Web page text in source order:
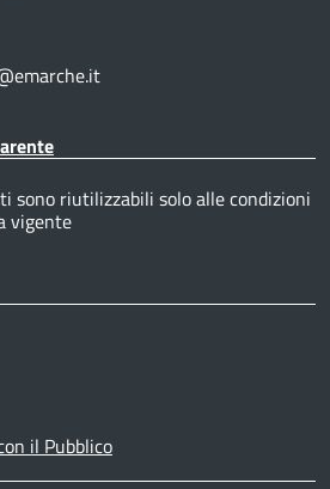
sono riutilizzabili solo alle condizioni
vigente
il Pubblico